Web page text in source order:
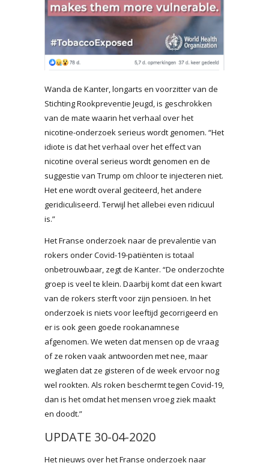
Wanda de Kanter, longarts en voorzitter van de
Stichting Rookpreventie Jeugd, is geschrokken
van de mate waarin het verhaal over het
nicotine-onderzoek serieus wordt genomen. “Het
idiote is dat het verhaal over het effect van
nicotine overal serieus wordt genomen en de
suggestie van Trump om chloor te injecteren niet.
Het ene wordt overal geciteerd, het andere
geridiculiseerd. Terwijl het allebei even ridicuul
is.”
Het Franse onderzoek naar de prevalentie van
rokers onder Covid-19-patiënten is totaal
onbetrouwbaar, zegt de Kanter. “De onderzochte
groep is veel te klein. Daarbij komt dat een kwart
van de rokers sterft voor zijn pensioen. In het
onderzoek is niets voor leeftijd gecorrigeerd en
er is ook geen goede rookanamnese
afgenomen. We weten dat mensen op de vraag
of ze roken vaak antwoorden met nee, maar
weglaten dat ze gisteren of de week ervoor nog
wel rookten. Als roken beschermt tegen Covid-19,
dan is het omdat het mensen vroeg ziek maakt
en doodt.”
UPDATE 30-04-2020
Het nieuws over het Franse onderzoek naar